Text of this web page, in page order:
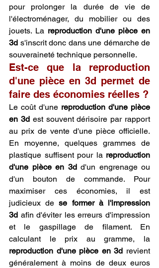
pour prolonger la durée de vie de
l'électroménager, du mobilier ou des
jouets. La reproduction d'une pièce en
3d s'inscrit donc dans une démarche de
souveraineté technique personnelle.
Est-ce que la reproduction
d'une pièce en 3d permet de
faire des économies réelles ?
Le coût d'une reproduction d'une pièce
en 3d est souvent dérisoire par rapport
au prix de vente d'une pièce officielle.
En moyenne, quelques grammes de
plastique suffisent pour la reproduction
d'une pièce en 3d d'un engrenage ou
d'un bouton de commande. Pour
maximiser ces économies, il est
judicieux de se former à l'impression
3d afin d'éviter les erreurs d'impression
et le gaspillage de filament. En
reproduction d'une pièce en 3d revient
généralement à moins de deux euros